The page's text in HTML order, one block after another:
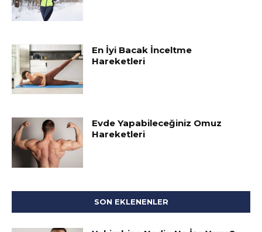
En İyi Bacak İnceltme
Hareketleri
Evde Yapabileceğiniz Omuz
Hareketleri
SON EKLENENLER